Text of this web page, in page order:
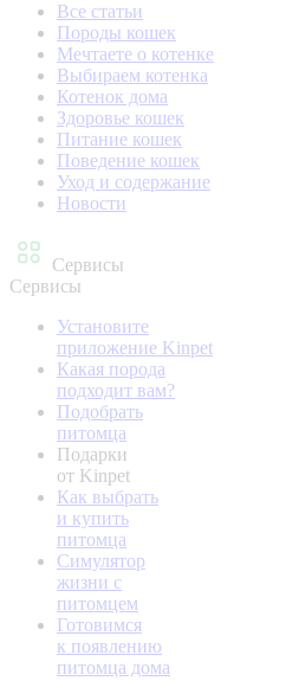
Все статьи
Породы кошек
Мечтаете о котенке
Выбираем котенка
Котенок дома
Здоровье кошек
Питание кошек
Поведение кошек
Уход и содержание
Новости
Сервисы
Сервисы
Установите
приложение Kinpet
Какая порода
подходит вам?
Подобрать
питомца
Подарки
от Kinpet
Как выбрать
и купить
питомца
Симулятор
жизни с
питомцем
Готовимся
к появлению
питомца дома